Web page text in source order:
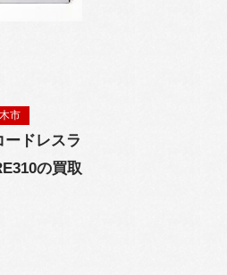
市
ードレスラ
の買取